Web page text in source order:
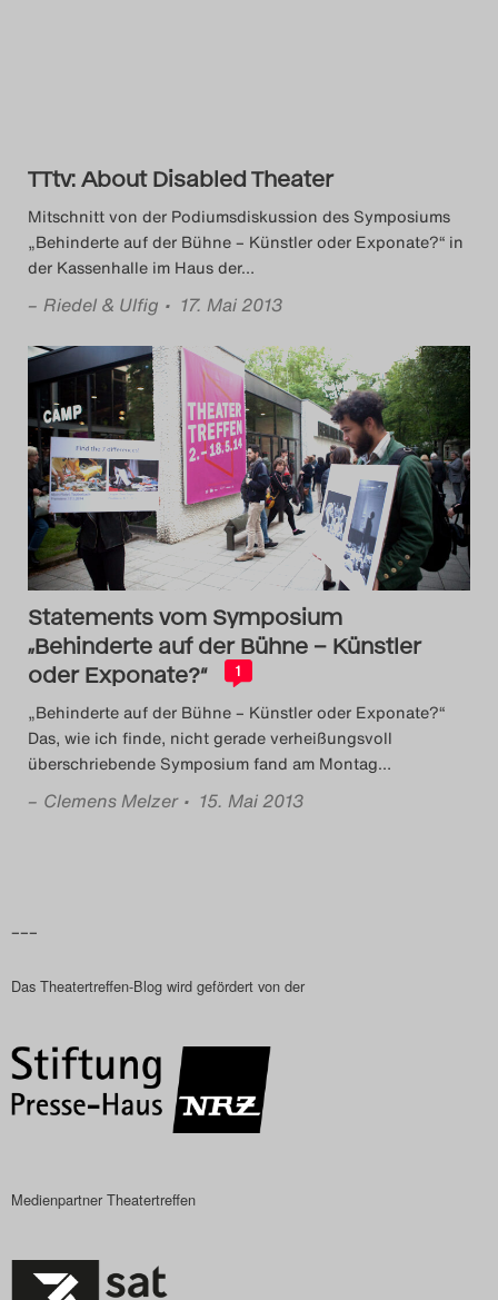
2015
Das Theatertreffen-Blog
2016
Das Theatertreffen-Blog
2017
Das Theatertreffen-Blog
2018
Das Theatertreffen-Blog
2018 Alumni
Das Theatertreffen-Blog
2019
Das Theatertreffen-Blog
2020
Das Theatertreffen-Blog
2022
2023
Das Theatertreffen-Blog
TTtv: About Disabled Theater
Mitschnitt von der Podiumsdiskussion des Symposiums
„Behinderte auf der Bühne – Künstler oder Exponate?“ in
der Kassenhalle im Haus der…
– Riedel & Ulfig • 17. Mai 2013
Statements vom Symposium
„Behinderte auf der Bühne – Künstler
oder Exponate?“
1
„Behinderte auf der Bühne – Künstler oder Exponate?“
Das, wie ich finde, nicht gerade verheißungsvoll
überschriebende Symposium fand am Montag…
– Clemens Melzer • 15. Mai 2013
–––
Das Theatertreffen-Blog wird gefördert von der
Medienpartner Theatertreffen